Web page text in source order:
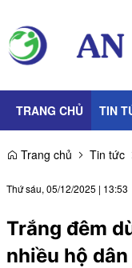
TRANG CHỦ TIN
Trang chủ
Tin tức
Thứ sáu, 05/12/2025 | 13:53
Trắng đêm
nhiều hộ